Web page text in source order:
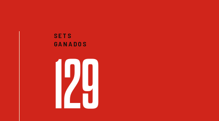
SETS
GANADOS
129